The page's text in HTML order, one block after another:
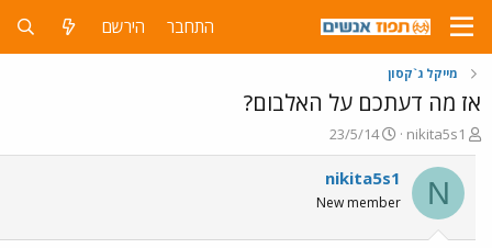
התחבר הירשם
מייקל ג`קסון
אז מה דעתכם על האלבום?
פ
ו
ת
ח
ה
nikita5s1
פ
ו
ר
ם
23/5/14
N
nikita5s1
New member